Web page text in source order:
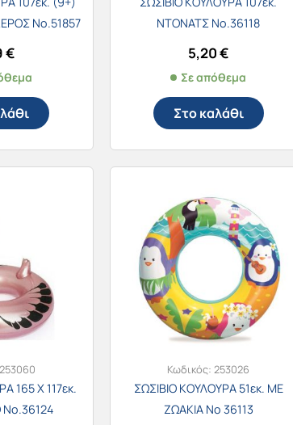
Νο.51857
€
ΝΤΟΝΑΤΣ Νο.36118
5,20€
Σε απόθεμα
Στο καλάθι
253060
165 Χ 117εκ.
Κωδικός:253026
ΣΩΣΙΒΙΟ ΚΟΥΛΟΥΡΑ 51εκ. ΜΕ
ΖΩΑΚΙΑ Νο 36113